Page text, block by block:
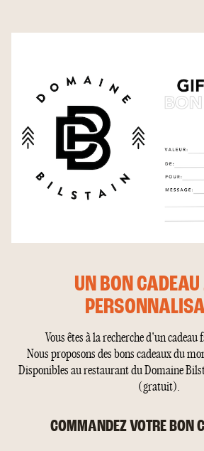
UN BON
Vous êtes à la recherche d'un cadeau
Nous proposons des bons cadeaux du
Disponibles au restaurant du Domaine
(gratuit).
COMMANDEZ VOTRE BON